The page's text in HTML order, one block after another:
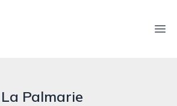
La Palmarie